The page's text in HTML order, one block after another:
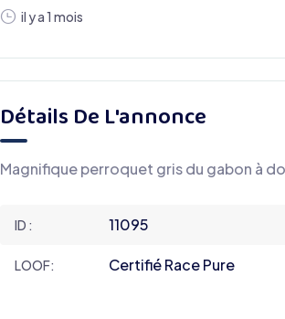
il y a 1 mois
Détails De L'annonce
Magnifique perroquet gris du gabon à
ID : 11095
LOOF: Certifié Race Pure